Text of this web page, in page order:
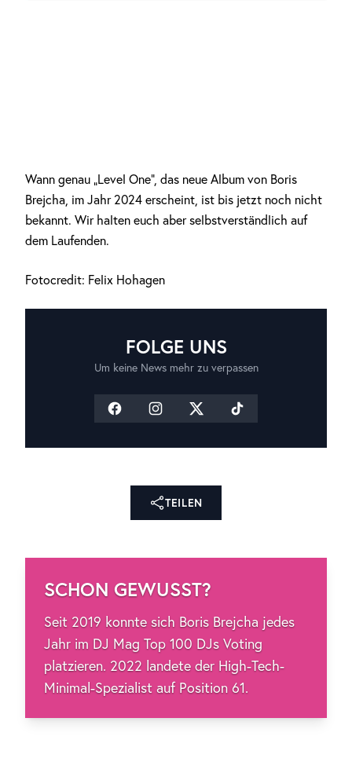
Wann genau „Level One“, das neue Album von Boris
Brejcha, im Jahr 2024 erscheint, ist bis jetzt noch nicht
bekannt. Wir halten euch aber selbstverständlich auf
dem Laufenden.
Fotocredit: Felix Hohagen
FOLGE UNS
Um keine News mehr zu verpassen
TEILEN
SCHON GEWUSST?
Seit 2019 konnte sich Boris Brejcha jedes
Jahr im DJ Mag Top 100 DJs Voting
platzieren. 2022 landete der High-Tech-
Minimal-Spezialist auf Position 61.